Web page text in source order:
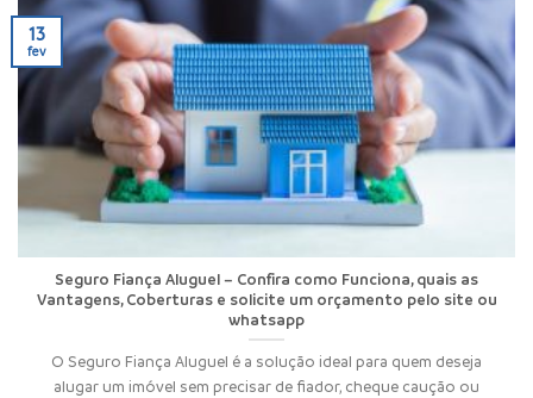
Seguro Fiança Aluguel – Confira como Funciona, quais as
Vantagens, Coberturas e solicite um orçamento pelo site ou
whatsapp
O Seguro Fiança Aluguel é a solução ideal para quem deseja
alugar um imóvel sem precisar de fiador, cheque caução ou
13
fev